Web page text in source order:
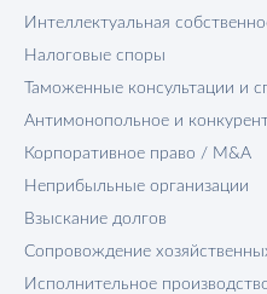
Интеллектуальная
Налоговые споры
Таможенные консультации и
Антимонопольное и
Корпоративное право / M&A
Неприбыльные организации
Взыскание долгов
Сопровождение
Исполнительное